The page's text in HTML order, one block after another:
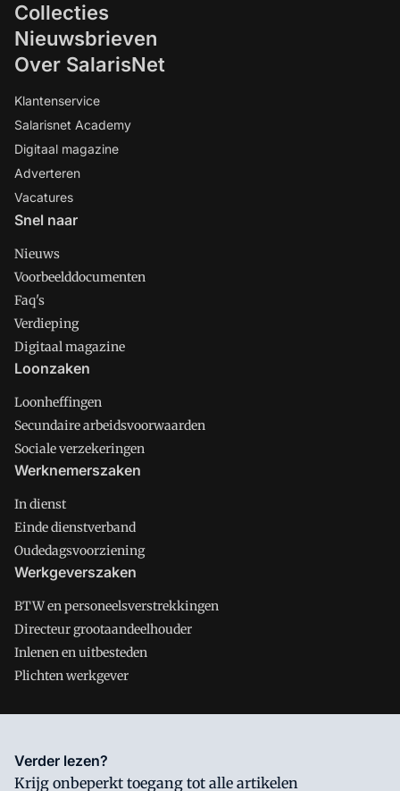
Collecties
Nieuwsbrieven
Over SalarisNet
Klantenservice
Salarisnet Academy
Digitaal magazine
Adverteren
Vacatures
Snel naar
Nieuws
Voorbeelddocumenten
Faq's
Verdieping
Digitaal magazine
Loonzaken
Loonheffingen
Secundaire arbeidsvoorwaarden
Sociale verzekeringen
Werknemerszaken
In dienst
Einde dienstverband
Oudedagsvoorziening
Werkgeverszaken
BTW en personeelsverstrekkingen
Directeur grootaandeelhouder
Inlenen en uitbesteden
Plichten werkgever
Salarisnet is onderdeel van VMN media. Lees in
waar VMN media voor staat. Op gebruik van deze site zijn de
Verder lezen?
Krijg onbeperkt toegang tot alle artikelen